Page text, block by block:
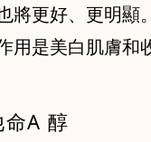
將更好、更明顯
用是美白肌膚和
A 醇